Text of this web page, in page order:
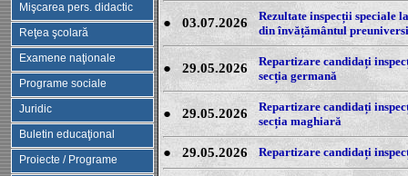
Mişcarea pers. didactic
Reţea şcolară
Examene naţionale
Programe sociale
Juridic
Buletin educaţional
Proiecte / Programe
● 03.07.2026
Rezultate inspecții speciale
din învățământul
● 29.05.2026
Repartizare candidați
secția germană
● 29.05.2026
Repartizare candidați
secția maghiară
● 29.05.2026 Repartizare candidați